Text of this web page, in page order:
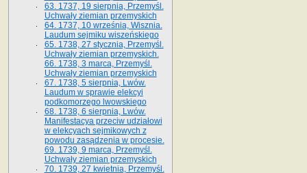
63. 1737, 19 sierpnia, Przemyśl.
Uchwały ziemian przemyskich
64. 1737, 10 września, Wisznia.
Laudum sejmiku wiszeńskiego
65. 1738, 27 stycznia, Przemyśl.
Uchwały ziemian przemyskich­­.
66. 1738, 3 marca, Przemyśl.
Uchwały ziemian przemyskich­
67. 1738, 5 sierpnia, Lwów.
Laudum w sprawie elekcyi
podkomorzego lwowskiego
68. 1738, 6 sierpnia, Lwów.
Manifestacya przeciw udziałowi
w elekcyach sejmikowych z
powodu zasądzenia w procesie.
69. 1739, 9 marca, Przemyśl.
Uchwały ziemian przemyskich
70. 1739, 27 kwietnia, Przemyśl.